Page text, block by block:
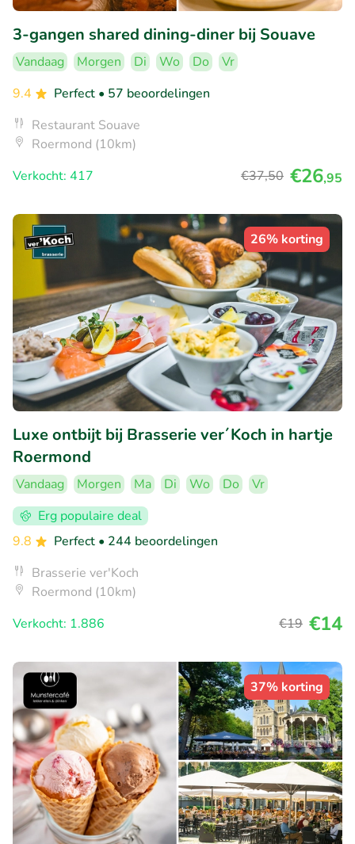
3-gangen shared dining-diner bij Souave
Vandaag Morgen Di Wo Do
Vr
9.4
Perfect • 57 beoordelingen
Restaurant Souave
Roermond (10km)
Verkocht: 417
€37,50 €26,95
26% korting
Luxe ontbijt bij Brasserie ver´Koch in hartje
Roermond
Vandaag Morgen Ma Di Wo Do
Vr
Erg populaire deal
9.8
Perfect • 244 beoordelingen
Brasserie ver'Koch
Roermond (10km)
Verkocht: 1.886
€19 €14
37% korting